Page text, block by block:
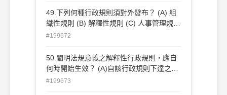
49.下列何種行政規則須對外發布？ (A) 組
織性規則 (B) 解釋性規則 (C) 人事管理規則
(D) 事務分配原則
#199672
50.闡明法規意義之解釋性行政規則，應自
何時開始生效？ (A)自該行政規則下達之日
起 (B)自相對人知悉該行政規則之日起 (C)
#199673